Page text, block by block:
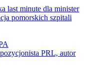
last minute dla minister
pomorskich szpitali
PRL, autor